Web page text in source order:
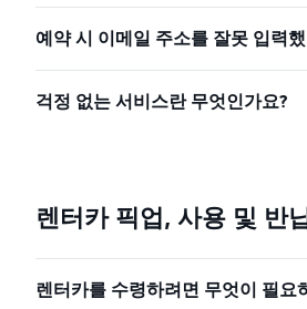
예약 시 이메일 주소를 잘못 입력
걱정 없는 서비스란 무엇인가요?
렌터카 픽업, 사용 및 반
렌터카를 수령하려면 무엇이 필요